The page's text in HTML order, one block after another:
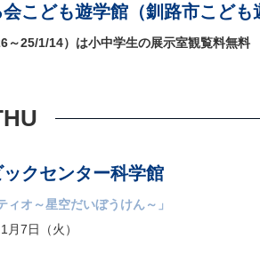
こども遊学館（釧路市こども
～25/1/14）は小中学生の展示室観覧料無料
ックセンター科学館
オ～星空だいぼうけん～」
7日（火）